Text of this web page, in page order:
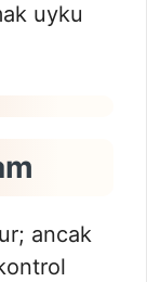
uyku
ancak